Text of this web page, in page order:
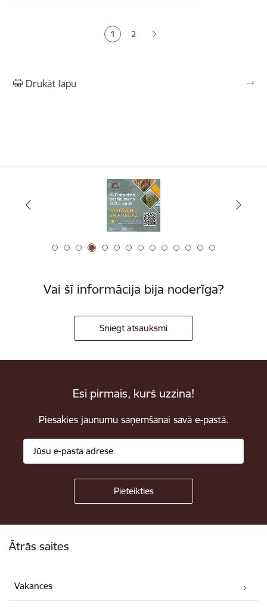
Pašreizējā lapa
1 Lapa
2
Drukāt lapu
Vai šī informācija bija noderīga?
Sniegt atsauksmi
Esi pirmais, kurš uzzina!
Piesakies jaunumu saņemšanai savā e-pastā.
Ātrās saites
Vakances